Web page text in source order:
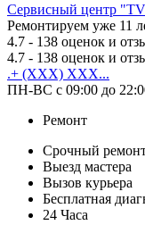
Сервисный центр
Ремонтируем уже 11
4.7 - 138 оценок и
4.7 - 138 оценок и
.+ (XXX) XXX...
ПН-ВС с 09:00 до
Ремонт
Срочный
Выезд мастера
Вызов курьера
Бесплатная
24 Часа